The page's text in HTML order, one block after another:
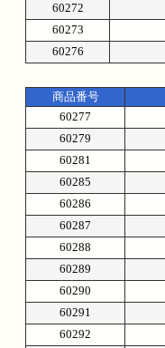
60272
60273
60276
商品番号
60277
60279
60281
60285
60286
60287
60288
60289
60290
60291
60292